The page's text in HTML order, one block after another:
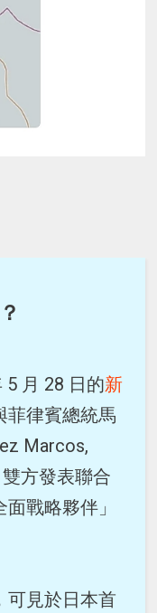
5 月 28 日的新
菲律賓總統馬
Marcos,
方發表聯合
戰略夥伴」
可見於日本首